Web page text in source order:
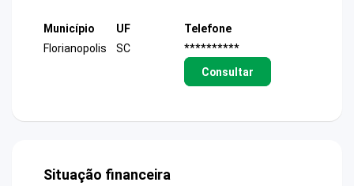
Município
Florianopolis
UF
SC
Telefone
**********
Consultar
Situação financeira